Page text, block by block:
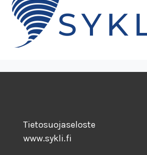
Tietosuojaseloste
www.sykli.fi